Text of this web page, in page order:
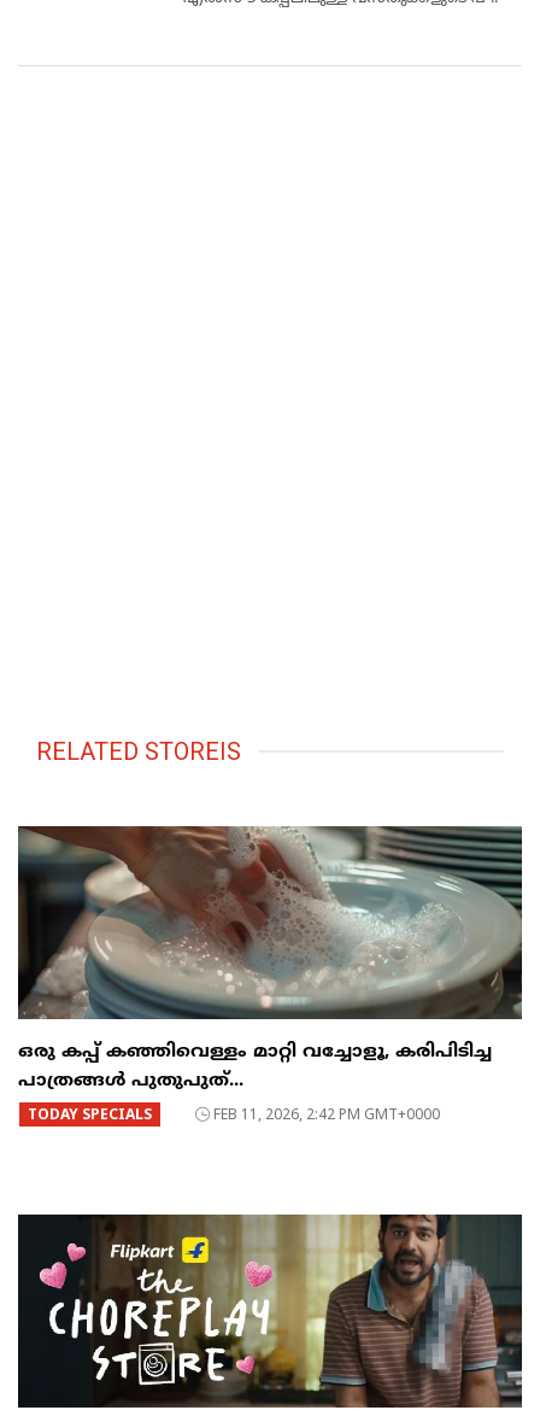
RELATED STOREIS
ഒരു കപ്പ് കഞ്ഞിവെള്ളം മാറ്റി വച്ചോളൂ, കരിപിടിച്ച
പാത്രങ്ങൾ പുതുപുത്...
TODAY SPECIALS FEB 11, 2026, 2:42 PM GMT+0000